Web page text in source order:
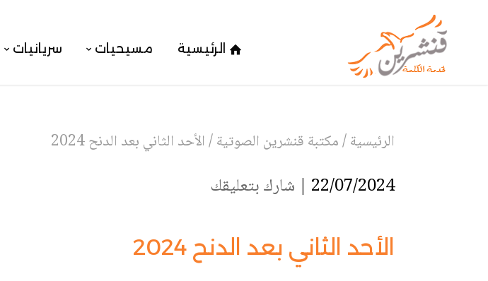
الرئيسية مسيحيات سريانيات
الرئيسية/مكتبة قنشرين الصوتية/الأحد الثاني بعد الدنح 2024
22/07/2024 | شارك بتعليقك
الأحد الثاني بعد الدنح 2024